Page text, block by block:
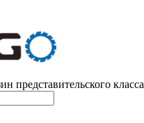
представительского класса